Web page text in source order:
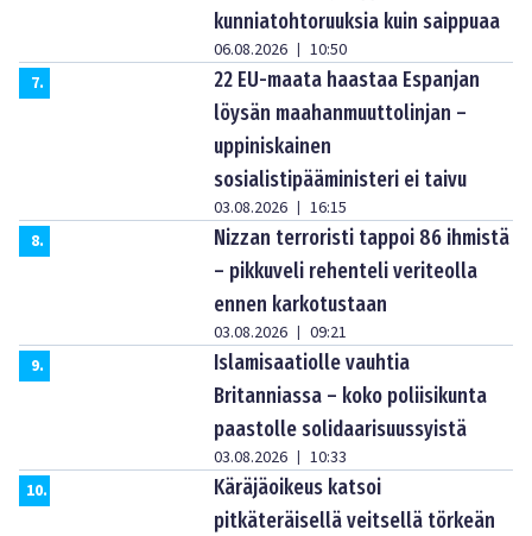
kunniatohtoruuksia kuin saippuaa
06.08.2026 | 10:50
7.
22 EU-maata haastaa Espanjan
löysän maahanmuuttolinjan –
uppiniskainen
sosialistipääministeri ei taivu
03.08.2026 | 16:15
8.
Nizzan terroristi tappoi 86 ihmistä
– pikkuveli rehenteli veriteolla
ennen karkotustaan
03.08.2026 | 09:21
9.
Islamisaatiolle vauhtia
Britanniassa – koko poliisikunta
paastolle solidaarisuussyistä
03.08.2026 | 10:33
10.
Käräjäoikeus katsoi
pitkäteräisellä veitsellä törkeän